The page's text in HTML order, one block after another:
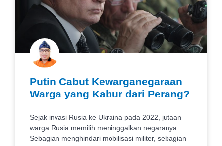
Putin Cabut Kewarganegaraan
Warga yang Kabur dari Perang?
Sejak invasi Rusia ke Ukraina pada 2022, jutaan
warga Rusia memilih meninggalkan negaranya.
Sebagian menghindari mobilisasi militer, sebagian